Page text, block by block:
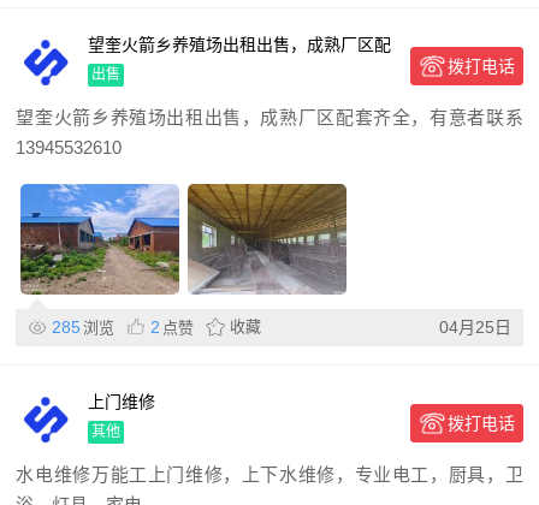
望奎火箭乡养殖场出租出售，成熟厂区配
套齐全，有意者联系139
出售 拨打电话
望奎火箭乡养殖场出租出售，成熟厂区配套齐全，有意者联系
13945532610
285 浏览 2 点赞 收藏 04月25日
上门维修
其他 拨打电话
水电维修万能工上门维修，上下水维修，专业电工，厨具，卫